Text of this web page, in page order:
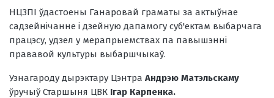
НЦЗПІ ўдастоены Ганаровай граматы за актыўнае
садзейнічанне і дзейную дапамогу суб'ектам выбарчага
працэсу, удзел у мерапрыемствах па павышэнні
прававой культуры выбаршчыкаў.
Узнагароду дырэктару Цэнтра Андрэю Матэльскаму
ўручыў Старшыня ЦВК Ігар Карпенка.